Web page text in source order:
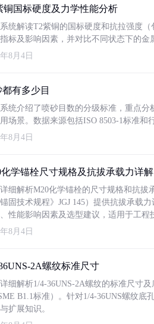
铜国标硬度及力学性能分析
统解读T2紫铜的国标硬度和抗拉强度
标及影响因素，并对比不同状态下的金
8月4日
都有多少目
统介绍了喷砂目数的分级标准，重点分
场景。数据来源包括ISO 8503-1标准和
8月4日
学锚栓尺寸规格及抗拔承载力详解
细解析M20化学锚栓的尺寸规格和抗
固技术规程》JGJ 145）提供抗拔承载
性能影响因素及选型建议，适用于工程
8月4日
2A螺纹标准尺寸
细解析1/4-36UNS-2A螺纹的标准尺寸
B1.1标准）。针对1/4-36UNS螺纹
扩展知识。